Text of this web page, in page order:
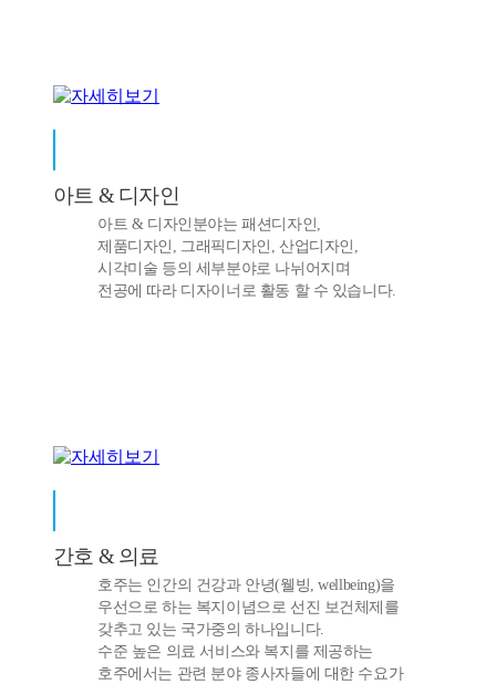
아트 & 디자인
아트 & 디자인분야는 패션디자인,
제품디자인, 그래픽디자인, 산업디자인,
시각미술 등의 세부분야로 나뉘어지며
전공에 따라 디자이너로 활동 할 수 있습니다.
간호 & 의료
호주는 인간의 건강과 안녕(웰빙, wellbeing)을
우선으로 하는 복지이념으로 선진 보건체제를
갖추고 있는 국가중의 하나입니다.
수준 높은 의료 서비스와 복지를 제공하는
호주에서는 관련 분야 종사자들에 대한 수요가